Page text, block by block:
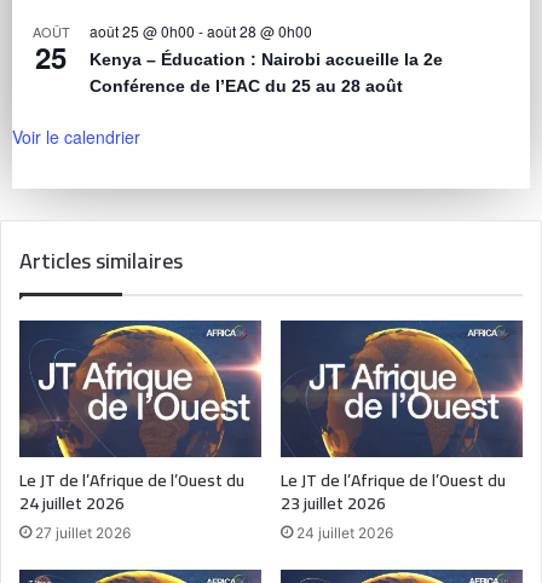
AOÛT
25
août 25 @ 0h00 -août 28 @ 0h00
Kenya – Éducation : Nairobi accueille la 2e
Conférence de l’EAC du 25 au 28 août
Voir le calendrier
Articles similaires
Le JT de l’Afrique de l’Ouest du
24 juillet 2026
27 juillet 2026
Le JT de l’Afrique de l’Ouest du
23 juillet 2026
24 juillet 2026